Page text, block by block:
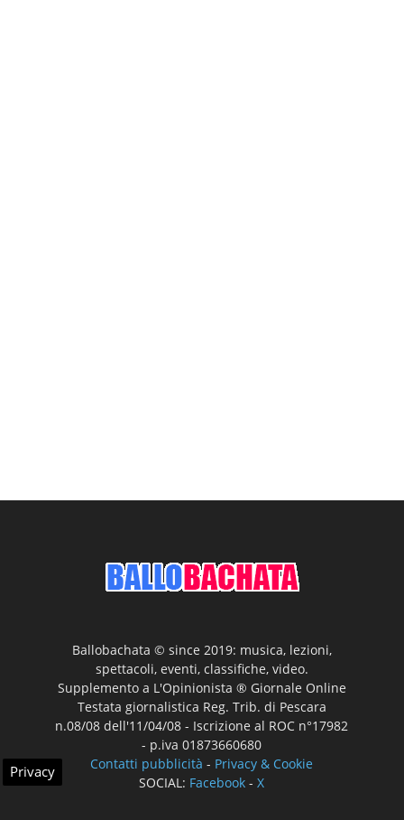
Ballobachata © since 2019: musica, lezioni,
spettacoli, eventi, classifiche, video.
Supplemento a L'Opinionista ® Giornale Online
Testata giornalistica Reg. Trib. di Pescara
n.08/08 dell'11/04/08 - Iscrizione al ROC n°17982
- p.iva 01873660680
Contatti pubblicità - Privacy & Cookie
SOCIAL: Facebook -X
Privacy